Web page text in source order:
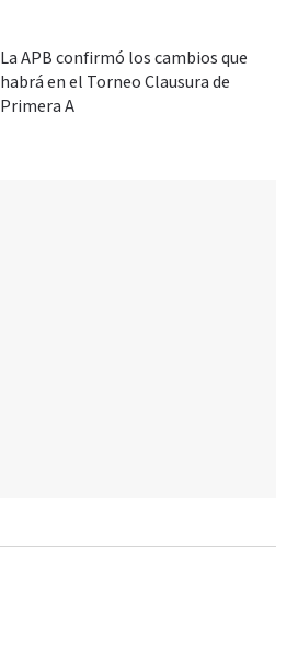
La APB confirmó los cambios que
habrá en el Torneo Clausura de
Primera A